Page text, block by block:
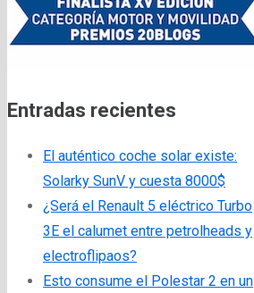
Entradas recientes
El auténtico coche solar existe:
Solarky SunV y cuesta 8000$
¿Será el Renault 5 eléctrico Turbo
3E el calumet entre petrolheads y
electroflipaos?
Esto consume el Polestar 2 en un